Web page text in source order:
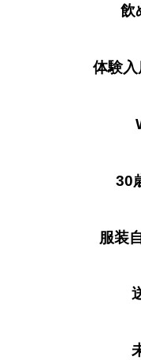
飲
体験
30
服装